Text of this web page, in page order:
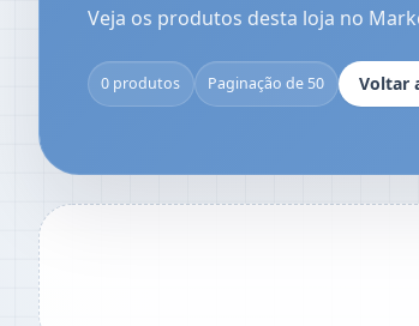
Veja os produtos desta loja no
0 produtos Paginação de 50 Voltar